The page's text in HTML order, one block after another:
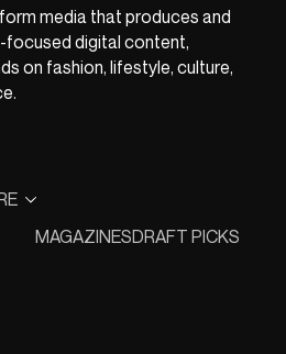
media that produces and
digital content,
on fashion, lifestyle, culture,
MAGAZINESDRAFT PICKS